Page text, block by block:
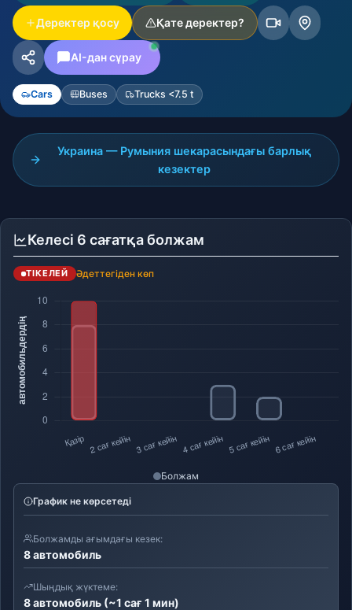
Деректер қосу Қате деректер?
AI-дан сұрау
Cars Buses Trucks <7.5 t
Украина — Румыния шекарасындағы барлық
кезектер
Келесі 6 сағатқа болжам
ТІКЕЛЕЙ Әдеттегіден көп
Болжам
График не көрсетеді
Болжамды ағымдағы кезек:
8 автомобиль
Шыңдық жүктеме:
8 автомобиль (~1 сағ 1 мин)